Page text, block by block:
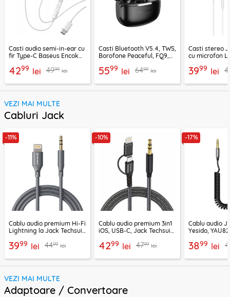
Casti audio semi-in-ear cu
fir Type-C Baseus Encok
4299 lei 4999 lei
Casti Bluetooth V5.4, TWS,
Borofone Peaceful, FQ9,
5599 lei 6499 lei
Casti stereo
cu microfon
3999 lei
VEZI MAI MULTE
Cabluri Jack
-11%
Cablu audio premium Hi-Fi
Lightning la Jack Techsuit
3999 lei 4499 lei
-10%
Cablu audio premium 3in1
iOS, USB-C, Jack Techsuit
4299 lei 4799 lei
-17%
Cablu audio
Yesido,
3899 lei
VEZI MAI MULTE
Adaptoare / Convertoare